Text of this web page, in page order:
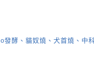
酵、貓奴燒、犬首燒、